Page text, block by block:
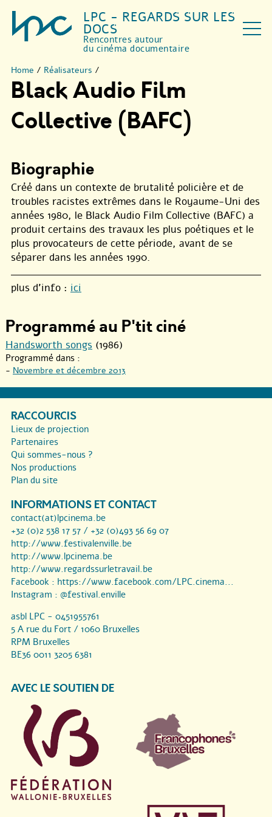
LPC - REGARDS SUR LES
DOCS
Rencontres autour
du cinéma documentaire
Home / Réalisateurs /
Black Audio Film
Collective (BAFC)
Biographie
Créé dans un contexte de brutalité policière et de
troubles racistes extrêmes dans le Royaume-Uni des
années 1980, le Black Audio Film Collective (BAFC) a
produit certains des travaux les plus poétiques et le
plus provocateurs de cette période, avant de se
séparer dans les années 1990.
plus d’info : ici
Programmé au P'tit ciné
Handsworth songs (1986)
Programmé dans :
- Novembre et décembre 2013
RACCOURCIS
Lieux de projection
Partenaires
Qui sommes-nous ?
Nos productions
Plan du site
INFORMATIONS ET CONTACT
contact(at)lpcinema.be
+32 (0)2 538 17 57 / +32 (0)493 56 69 07
http://www.festivalenville.be
http://www.lpcinema.be
http://www.regardssurletravail.be
Facebook : https://www.facebook.com/LPC.cinema...
Instagram : @festival.enville
asbl LPC - 0451955761
5 A rue du Fort / 1060 Bruxelles
RPM Bruxelles
BE36 0011 3205 6381
AVEC LE SOUTIEN DE